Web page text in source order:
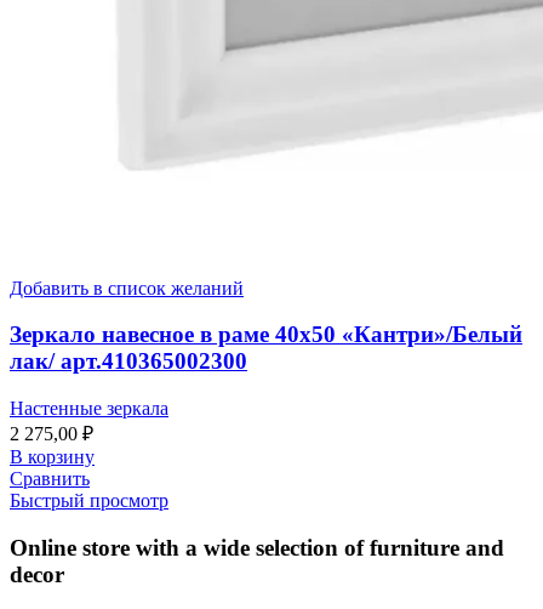
Добавить в список желаний
Зеркало навесное в раме 40х50 «Кантри»/Белый
лак/ арт.410365002300
Настенные зеркала
2 275,00 ₽
В корзину
Сравнить
Быстрый просмотр
Online store with a wide selection of furniture and
decor